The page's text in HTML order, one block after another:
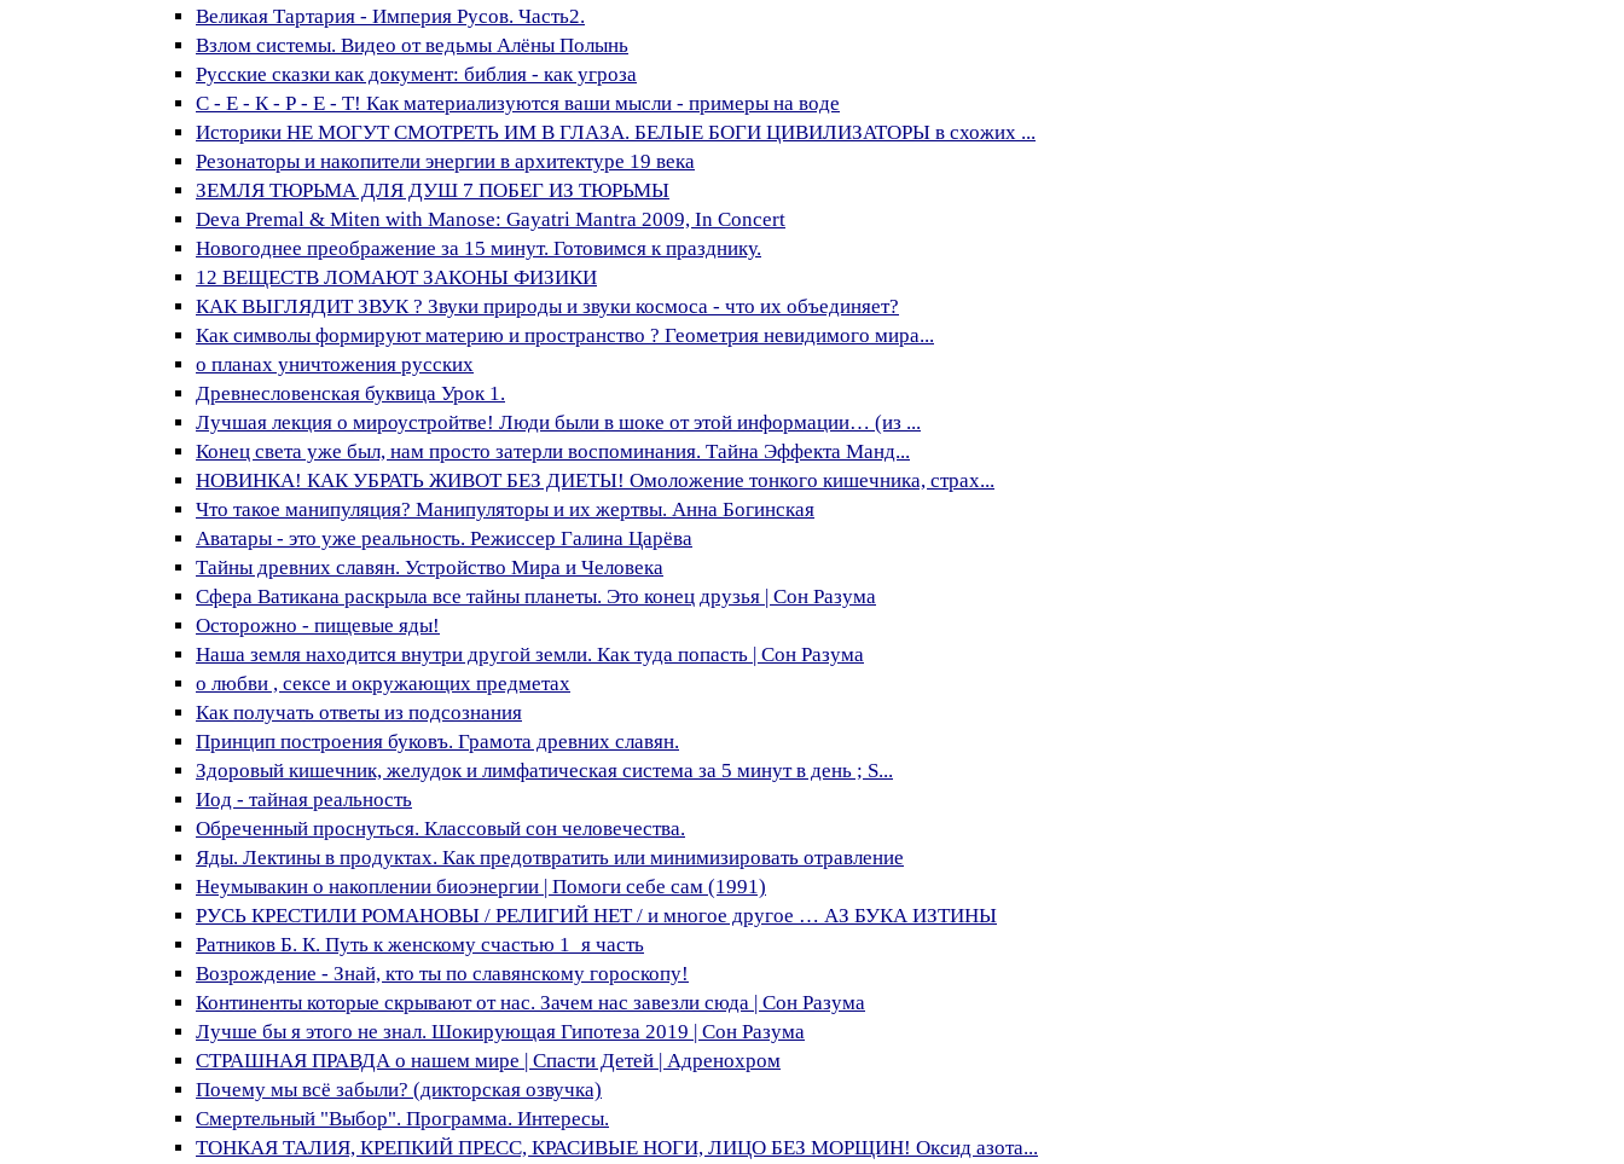
Великая Тартария - Империя Русов. Часть2.
Взлом системы. Видео от ведьмы Алёны Полынь
Русские сказки как документ: библия - как угроза
С - Е - К - Р - Е - Т! Как материализуются ваши мысли - примеры на воде
Историки НЕ МОГУТ СМОТРЕТЬ ИМ В ГЛАЗА. БЕЛЫЕ БОГИ ЦИВИЛИЗАТОРЫ в схожих ...
Резонаторы и накопители энергии в архитектуре 19 века
ЗЕМЛЯ ТЮРЬМА ДЛЯ ДУШ 7 ПОБЕГ ИЗ ТЮРЬМЫ
Deva Premal & Miten with Manose: Gayatri Mantra 2009, In Concert
Новогоднее преображение за 15 минут. Готовимся к празднику.
12 ВЕЩЕСТВ ЛОМАЮТ ЗАКОНЫ ФИЗИКИ
КАК ВЫГЛЯДИТ ЗВУК ? Звуки природы и звуки космоса - что их объединяет?
Как символы формируют материю и пространство ? Геометрия невидимого мира...
о планах уничтожения русских
Древнесловенская буквица Урок 1.
Лучшая лекция о мироустройтве! Люди были в шоке от этой информации… (из ...
Конец света уже был, нам просто затерли воспоминания. Тайна Эффекта Манд...
НОВИНКА! КАК УБРАТЬ ЖИВОТ БЕЗ ДИЕТЫ! Омоложение тонкого кишечника, страх...
Что такое манипуляция? Манипуляторы и их жертвы. Анна Богинская
Аватары - это уже реальность. Режиссер Галина Царёва
Тайны древних славян. Устройство Мира и Человека
Сфера Ватикана раскрыла все тайны планеты. Это конец друзья | Сон Разума
Осторожно - пищевые яды!
Наша земля находится внутри другой земли. Как туда попасть | Сон Разума
о любви , сексе и окружающих предметах
Как получать ответы из подсознания
Принцип построения буковъ. Грамота древних славян.
Здоровый кишечник, желудок и лимфатическая система за 5 минут в день ; S...
Иод - тайная реальность
Обреченный проснуться. Классовый сон человечества.
Яды. Лектины в продуктах. Как предотвратить или минимизировать отравление
Неумывакин о накоплении биоэнергии | Помоги себе сам (1991)
РУСЬ КРЕСТИЛИ РОМАНОВЫ / РЕЛИГИЙ НЕТ / и многое другое … АЗ БУКА ИЗТИНЫ
Ратников Б. К. Путь к женскому счастью 1_я часть
Возрождение - Знай, кто ты по славянскому гороскопу!
Континенты которые скрывают от нас. Зачем нас завезли сюда | Сон Разума
Лучше бы я этого не знал. Шокирующая Гипотеза 2019 | Сон Разума
СТРАШНАЯ ПРАВДА о нашем мире | Спасти Детей | Адренохром
Почему мы всё забыли? (дикторская озвучка)
Смертельный "Выбор". Программа. Интересы.
ТОНКАЯ ТАЛИЯ, КРЕПКИЙ ПРЕСС, КРАСИВЫЕ НОГИ, ЛИЦО БЕЗ МОРЩИН! Оксид азота...